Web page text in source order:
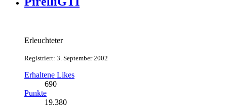
Erleuchteter
Registriert: 3. September 2002
Erhaltene Likes
690
Punkte
19.380